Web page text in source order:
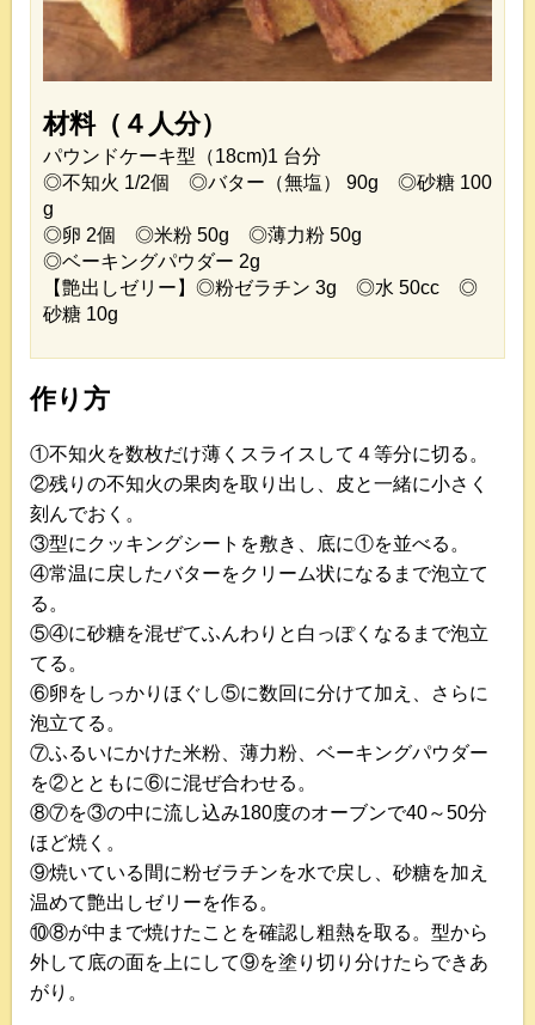
材料（４人分）
パウンドケーキ型（18cm)1 台分
◎不知火 1/2個 ◎バター（無塩） 90g ◎砂糖 100
g
◎卵 2個 ◎米粉 50g ◎薄力粉 50g
◎ベーキングパウダー 2g
【艶出しゼリー】◎粉ゼラチン 3g ◎水 50cc ◎
砂糖 10g
作り方
①不知火を数枚だけ薄くスライスして４等分に切る。
②残りの不知火の果肉を取り出し、皮と一緒に小さく
刻んでおく。
③型にクッキングシートを敷き、底に①を並べる。
④常温に戻したバターをクリーム状になるまで泡立て
る。
⑤④に砂糖を混ぜてふんわりと白っぽくなるまで泡立
てる。
⑥卵をしっかりほぐし⑤に数回に分けて加え、さらに
泡立てる。
⑦ふるいにかけた米粉、薄力粉、ベーキングパウダー
を②とともに⑥に混ぜ合わせる。
⑧⑦を③の中に流し込み180度のオーブンで40～50分
ほど焼く。
⑨焼いている間に粉ゼラチンを水で戻し、砂糖を加え
温めて艶出しゼリーを作る。
⑩⑧が中まで焼けたことを確認し粗熱を取る。型から
外して底の面を上にして⑨を塗り切り分けたらできあ
がり。